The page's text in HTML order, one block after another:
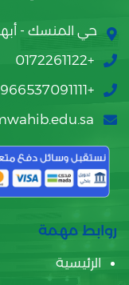
حي المنسك -
+0172261122
+966537091111
روابط مهمة
الرئيسية